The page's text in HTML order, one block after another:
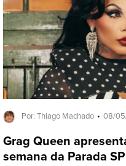
Por: Thiago Machado 08/
Grag Queen
semana da Parada SP